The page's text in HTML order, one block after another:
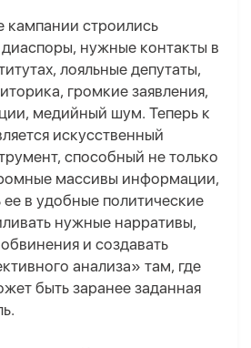
кампании строились
диаспоры, нужные контакты в
лояльные депутаты,
громкие заявления,
медийный шум. Теперь к
искусственный
способный не только
массивы информации,
ее в удобные политические
нужные нарративы,
и создавать
анализа» там, где
быть заранее заданная